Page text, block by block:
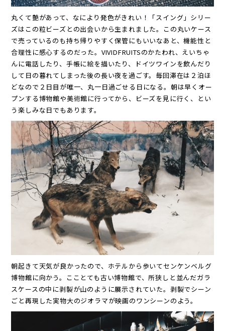
丸くて艶があって、なにより発色がきれい！「スイング」シリー
ズはこの粒ビーズとの出会いから生まれました。この丸いケース
で売っているのも持ち帰りやすく保管にもいいなあと、機能性と
合理性に感心するのだった。VIVIDFRUITSのかたわれ、えいちゃ
んに電話したり、手帳に絵を描いたり、ドイツワインを飲んだり
して日の暮れてしまった後の長い夜を過ごす。毎回滞在は２泊ほ
どなので２日目が唯一、丸一日過ごせる日になる。朝は早くオー
プンする博物館や美術館に行ってから、ビーズを見に行く、とい
う楽しみな日でもあります。
朝起きて天気が良かったので、ホテルから歩いてセンケンベルグ
博物館に向かう。こことても古い博物館で、所狭しと並んだガラ
スケースの中に剥製が山のように展示されていた。剥製でシーン
ごと再現した実物大のジオラマが映画のワンシーンのよう。